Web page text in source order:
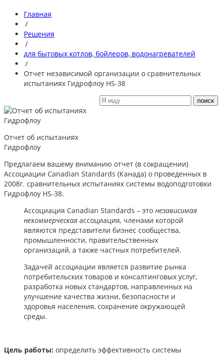
Главная
/
Решения
/
для бытовых котлов, бойлеров, водонагревателей
/
Отчет независимой организации о сравнительных
испытаниях Гидрофлоу HS-38
Отчет об испытаниях
Гидрофлоу
Предлагаем вашему вниманию отчет (в сокращении)
Ассоциации Canadian Standards (Канада) о проведенных в
2008г. сравнительных испытаниях системы водоподготовки
Гидрофлоу HS-38.
Ассоциация Canadian Standards – это независимая
некоммерческая ассоциация, членами которой
являются представители бизнес сообщества,
промышленности, правительственных
организаций, а также частных потребителей.
Задачей ассоциации является развитие рынка
потребительских товаров и консалтинговых услуг,
разработка новых стандартов, направленных на
улучшение качества жизни, безопасности и
здоровья населения, сохранение окружающей
среды.
Цель работы: определить эффективность системы